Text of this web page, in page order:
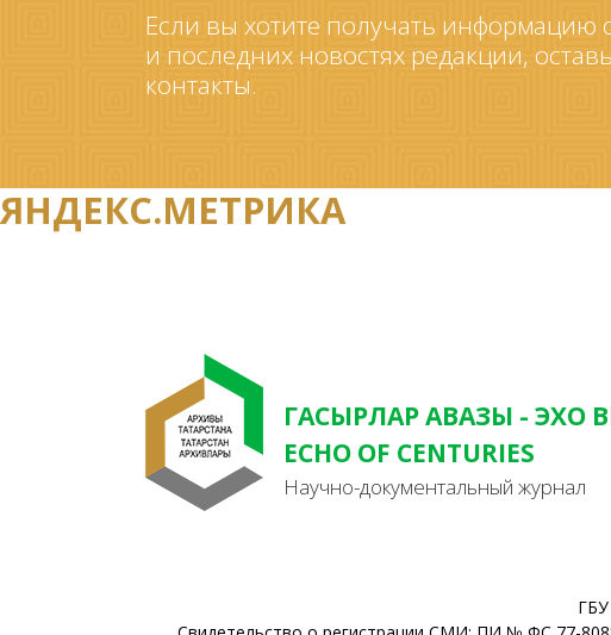
Если вы хотите получать информацию
и последних новостях редакции,
контакты.
ЯНДЕКС.МЕТРИКА
ГАСЫРЛАР АВАЗЫ - ЭХО
ECHO OF CENTURIES
Научно-документальный журнал